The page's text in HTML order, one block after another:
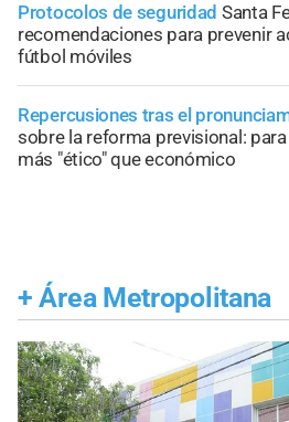
Protocolos de seguridad Santa
recomendaciones para prevenir
fútbol móviles
Repercusiones tras el
sobre la reforma previsional:
más "ético" que económico
+ Área Metropolitana